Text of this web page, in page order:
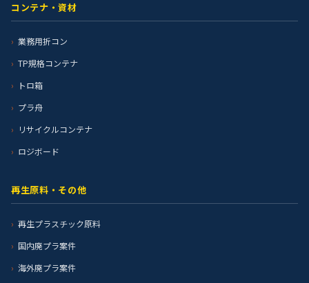
コンテナ・資材
業務用折コン
TP規格コンテナ
トロ箱
プラ舟
リサイクルコンテナ
ロジボード
再生原料・その他
再生プラスチック原料
国内廃プラ案件
海外廃プラ案件